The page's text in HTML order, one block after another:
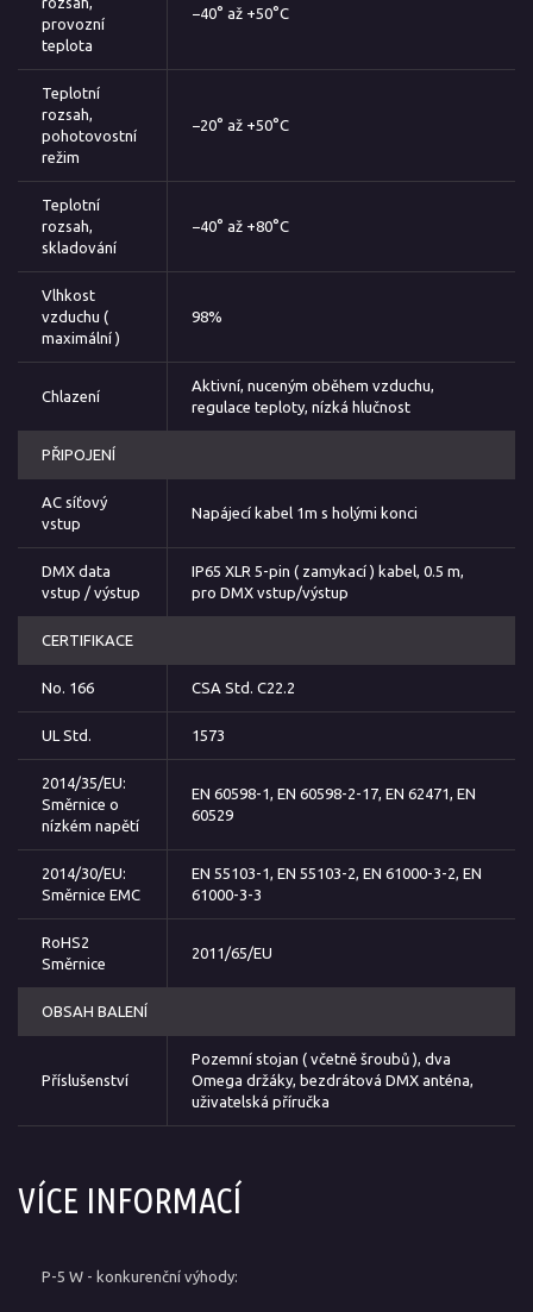
provozní
teplota
−40° až +50°C
Teplotní
rozsah,
pohotovostní
režim
−20° až +50°C
Teplotní
rozsah,
skladování
−40° až +80°C
Vlhkost
vzduchu (
maximální )
98%
Chlazení
Aktivní, nuceným oběhem vzduchu,
regulace teploty, nízká hlučnost
PŘIPOJENÍ
AC síťový
vstup
Napájecí kabel 1m s holými konci
DMX data
vstup / výstup
IP65 XLR 5-pin ( zamykací ) kabel, 0.5 m,
pro DMX vstup/výstup
CERTIFIKACE
No. 166 CSA Std. C22.2
UL Std. 1573
2014/35/EU:
Směrnice o
nízkém napětí
EN 60598-1, EN 60598-2-17, EN 62471, EN
60529
2014/30/EU:
Směrnice EMC
EN 55103-1, EN 55103-2, EN 61000-3-2, EN
61000-3-3
RoHS2
Směrnice
2011/65/EU
OBSAH BALENÍ
Příslušenství
Pozemní stojan ( včetně šroubů ), dva
Omega držáky, bezdrátová DMX anténa,
uživatelská příručka
VÍCE INFORMACÍ
P-5 W - konkurenční výhody: